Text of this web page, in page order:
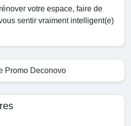
votre espace, faire de
sentir vraiment intelligent(e)